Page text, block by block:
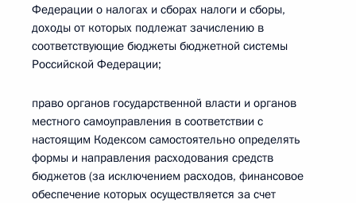
Федерации о налогах и сборах налоги и сборы,
доходы от которых подлежат зачислению в
соответствующие бюджеты бюджетной системы
Российской Федерации;
право органов государственной власти и органов
местного самоуправления в соответствии с
настоящим Кодексом самостоятельно определять
формы и направления расходования средств
бюджетов (за исключением расходов, финансовое
обеспечение которых осуществляется за счет